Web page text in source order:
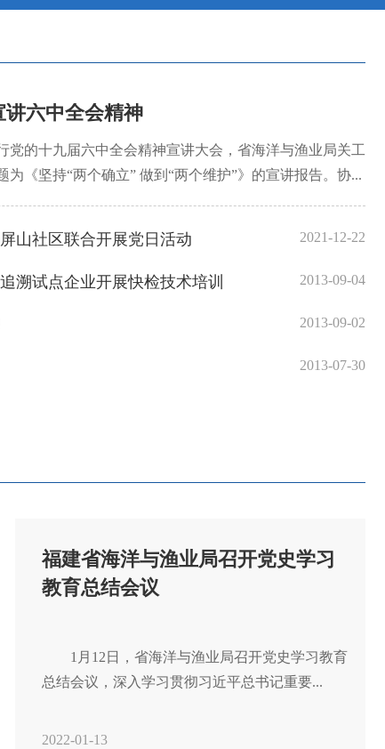
六中全会精神
的十九届六中全会精神宣讲大会，省海洋与渔业局关工
《坚持“两个确立” 做到“两个维护”》的宣讲报告。协...
2021-12-22
山社区联合开展党日活动
2013-09-04
溯试点企业开展快检技术培训
2013-09-02
2013-07-30
福建省海洋与渔业局召开党史学习
教育总结会议
1月12日，省海洋与渔业局召开党史学习教育
总结会议，深入学习贯彻习近平总书记重要...
2022-01-13